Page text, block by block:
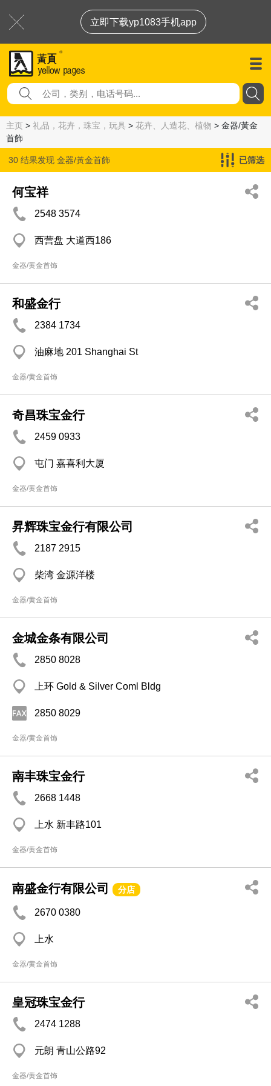
立即下载yp1083手机app
主页 > 礼品，花卉，珠宝，玩具 > 花卉、人造花、植物 > 金器/黃金
首飾
30 结果发现 金器/黃金首飾 已筛选
何宝祥
2548 3574
西营盘 大道西186
金器/黄金首饰
和盛金行
2384 1734
油麻地 201 Shanghai St
金器/黄金首饰
奇昌珠宝金行
2459 0933
屯门 嘉喜利大厦
金器/黄金首饰
昇辉珠宝金行有限公司
2187 2915
柴湾 金源洋楼
金器/黄金首饰
金城金条有限公司
2850 8028
上环 Gold & Silver Coml Bldg
2850 8029
金器/黄金首饰
南丰珠宝金行
2668 1448
上水 新丰路101
金器/黄金首饰
南盛金行有限公司 分店
2670 0380
上水
金器/黄金首饰
皇冠珠宝金行
2474 1288
元朗 青山公路92
金器/黄金首饰